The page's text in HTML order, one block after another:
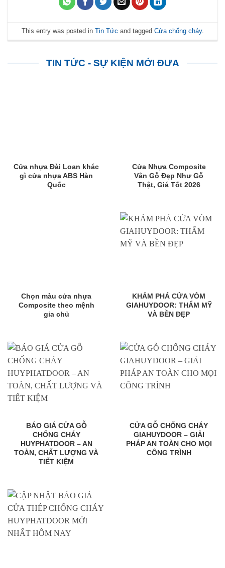
This entry was posted in Tin Tức and tagged Cửa chống cháy.
TIN TỨC - SỰ KIỆN MỚI ĐƯA
Cửa nhựa Đài Loan khác
gì cửa nhựa ABS Hàn
Quốc
Cửa Nhựa Composite
Vân Gỗ Đẹp Như Gỗ
Thật, Giá Tốt 2026
Chọn màu cửa nhựa
Composite theo mệnh
gia chủ
KHÁM PHÁ CỬA VÒM
GIAHUYDOOR: THẨM MỸ
VÀ BỀN ĐẸP
BÁO GIÁ CỬA GỖ
CHỐNG CHÁY
HUYPHATDOOR – AN
TOÀN, CHẤT LƯỢNG VÀ
TIẾT KIỆM
CỬA GỖ CHỐNG CHÁY
GIAHUYDOOR – GIẢI
PHÁP AN TOÀN CHO MỌI
CÔNG TRÌNH